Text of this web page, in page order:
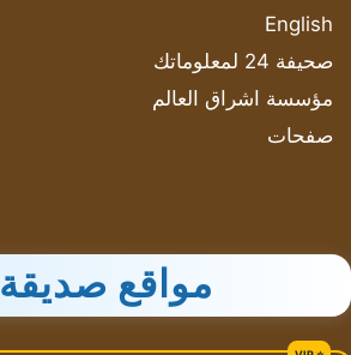
English
صحيفة 24 لمعلوماتك
مؤسسة اشراق العالم
صفحات
مواقع صديقة